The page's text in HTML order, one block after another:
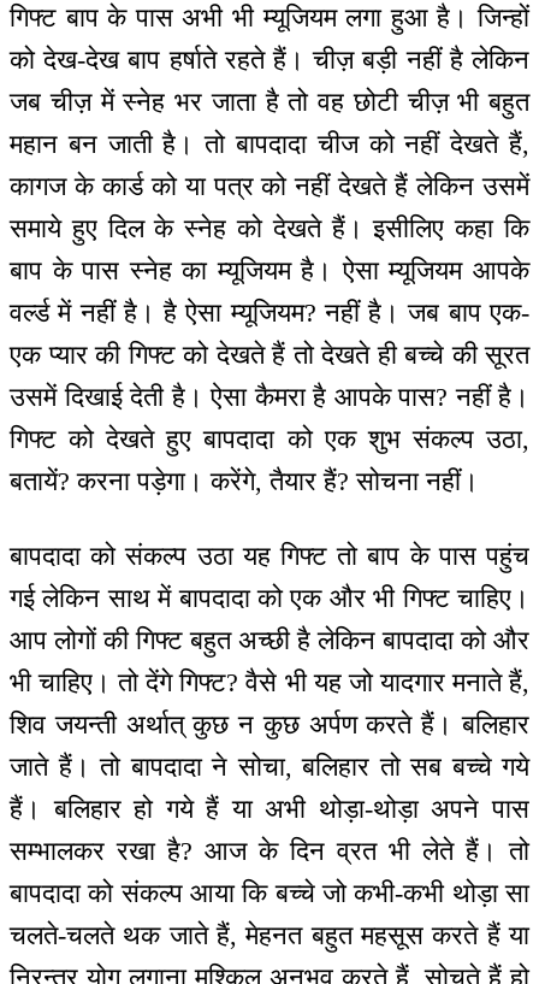
गिफ्ट बाप के पास अभी भी म्यूजियम लगा हुआ है। जिन्हों
को देख-देख बाप हर्षाते रहते हैं। चीज़ बड़ी नहीं है लेकिन
जब चीज़ में स्नेह भर जाता है तो वह छोटी चीज़ भी बहुत
महान बन जाती है। तो बापदादा चीज को नहीं देखते हैं,
कागज के कार्ड को या पत्र को नहीं देखते हैं लेकिन उसमें
समाये हुए दिल के स्नेह को देखते हैं। इसीलिए कहा कि
बाप के पास स्नेह का म्यूजियम है। ऐसा म्यूजियम आपके
वर्ल्ड में नहीं है। है ऐसा म्यूजियम? नहीं है। जब बाप एक-
एक प्यार की गिफ्ट को देखते हैं तो देखते ही बच्चे की सूरत
उसमें दिखाई देती है। ऐसा कैमरा है आपके पास? नहीं है।
गिफ्ट को देखते हुए बापदादा को एक शुभ संकल्प उठा,
बतायें? करना पड़ेगा। करेंगे, तैयार हैं? सोचना नहीं।
बापदादा को संकल्प उठा यह गिफ्ट तो बाप के पास पहुंच
गई लेकिन साथ में बापदादा को एक और भी गिफ्ट चाहिए।
आप लोगों की गिफ्ट बहुत अच्छी है लेकिन बापदादा को और
भी चाहिए। तो देंगे गिफ्ट? वैसे भी यह जो यादगार मनाते हैं,
शिव जयन्ती अर्थात् कुछ न कुछ अर्पण करते हैं। बलिहार
जाते हैं। तो बापदादा ने सोचा, बलिहार तो सब बच्चे गये
हैं। बलिहार हो गये हैं या अभी थोड़ा-थोड़ा अपने पास
सम्भालकर रखा है? आज के दिन व्रत भी लेते हैं। तो
बापदादा को संकल्प आया कि बच्चे जो कभी-कभी थोड़ा सा
चलते-चलते थक जाते हैं, मेहनत बहुत महसूस करते हैं या
निरन्तर योग लगाना मुश्किल अनुभव करते हैं, सोचते हैं हो